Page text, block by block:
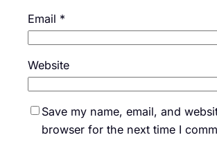
Email *
Website
Save my name, email, and
browser for the next time I